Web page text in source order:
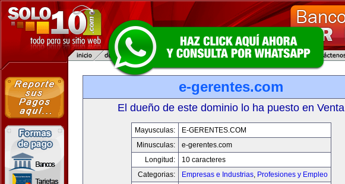
e-gerentes.com
El dueño de este dominio lo ha puesto en Venta
Mayusculas:
E-GERENTES.COM
Minusculas:
e-gerentes.com
Longitud:
10 caracteres
Categorias:
Empresas e Industrias, Profesiones y Empleo